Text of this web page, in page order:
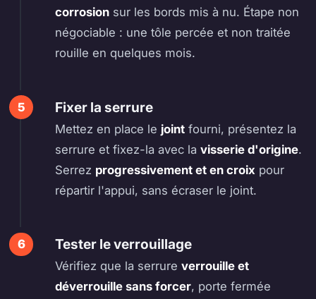
corrosion sur les bords mis à nu. Étape non
négociable : une tôle percée et non traitée
rouille en quelques mois.
Fixer la serrure
Mettez en place le joint fourni, présentez la
serrure et fixez-la avec la visserie d'origine.
Serrez progressivement et en croix pour
répartir l'appui, sans écraser le joint.
Tester le verrouillage
Vérifiez que la serrure verrouille et
déverrouille sans forcer, porte fermée